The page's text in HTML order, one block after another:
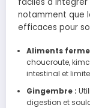
notamment que
efficaces pour
Aliments
choucroute,
intestinal et
Gingembre :
digestion et